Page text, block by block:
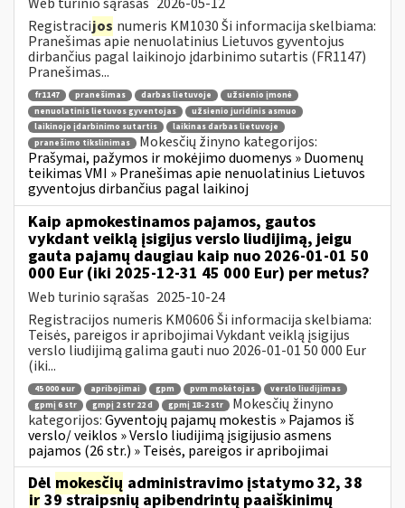
Registracijos numeris KM1030 Ši informacija skelbiama:
Pranešimas apie nenuolatinius Lietuvos gyventojus
dirbančius pagal laikinojo įdarbinimo sutartis (FR1147)
Pranešimas...
fr1147 pranešimas darbas lietuvoje
užsienio įmonė
nenuolatinis lietuvos gyventojas
užsienio juridinis asmuo
laikinojo įdarbinimo sutartis
laikinas darbas lietuvoje
pranešimo tikslinimas
Mokesčių žinyno kategorijos:
Prašymai, pažymos ir mokėjimo duomenys » Duomenų
teikimas VMI » Pranešimas apie nenuolatinius Lietuvos
gyventojus dirbančius pagal laikinoj
Kaip apmokestinamos pajamos, gautos
vykdant veiklą įsigijus verslo liudijimą, jeigu
gauta pajamų daugiau kaip nuo 2026-01-01 50
000 Eur (iki 2025-12-31 45 000 Eur) per metus?
Web turinio sąrašas 2025-10-24
Registracijos numeris KM0606 Ši informacija skelbiama:
Teisės, pareigos ir apribojimai Vykdant veiklą įsigijus
verslo liudijimą galima gauti nuo 2026-01-01 50 000 Eur
(iki...
45 000 eur apribojimai gpm pvm mokėtojas
verslo liudijimas
gpmį 6 str
gmpį 2 str 22 d gpmį 18-2 str
Mokesčių žinyno
kategorijos:Gyventojų pajamų mokestis » Pajamos iš
verslo/ veiklos » Verslo liudijimą įsigijusio asmens
pajamos (26 str.) » Teisės, pareigos ir apribojimai
Dėl mokesčių administravimo įstatymo 32, 38
ir 39 straipsnių apibendrintų paaiškinimų